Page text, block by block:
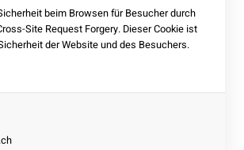
beim Browsen für Besucher durch
Site Request Forgery. Dieser Cookie ist
der Website und des Besuchers.